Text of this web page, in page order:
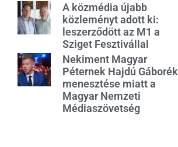
A közmédia újabb
közleményt adott ki:
leszerződött az M1 a
Sziget Fesztivállal
Nekiment Magyar
Péternek Hajdú Gáborék
menesztése miatt a
Magyar Nemzeti
Médiaszövetség